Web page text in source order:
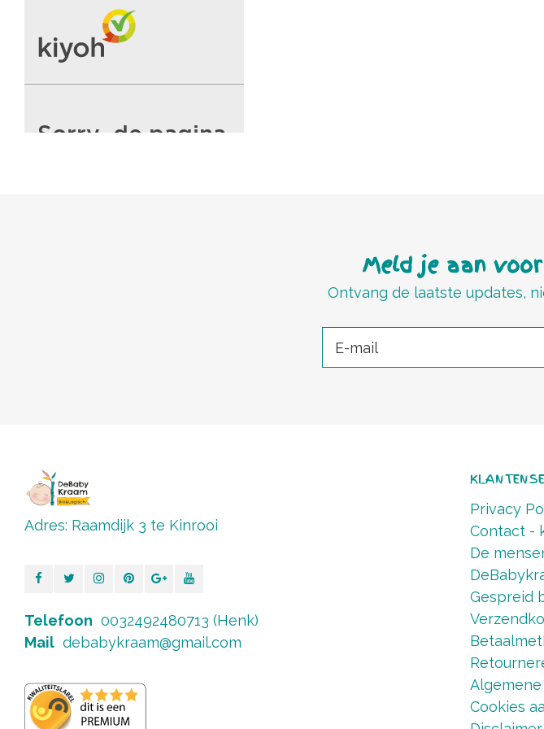
Meld je aan
Ontvang de laatste updates,
Adres: Raamdijk 3 te Kinrooi
Telefoon 0032492480713 (Henk)
Mail debabykraam@gmail.com
Privacy
Contact -
De
Gespreid
Cookies